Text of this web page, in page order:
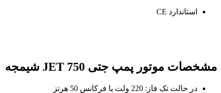
استاندارد CE
مشخصات موتور پمپ جتی JET 750 شیمجه
در حالت تک فاز: 220 ولت با فرکانس 50 هرتز